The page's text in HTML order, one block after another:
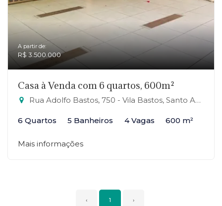
A partir de:
R$ 3.500.000
Casa à Venda com 6 quartos, 600m²
Rua Adolfo Bastos, 750 - Vila Bastos, Santo André-SP
6 Quartos 5 Banheiros 4 Vagas 600 m²
Mais informações
‹ 1 ›